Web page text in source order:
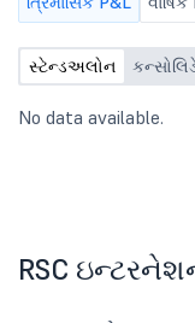
સ્ટેન્ડઅલોન
No data available.
RSC